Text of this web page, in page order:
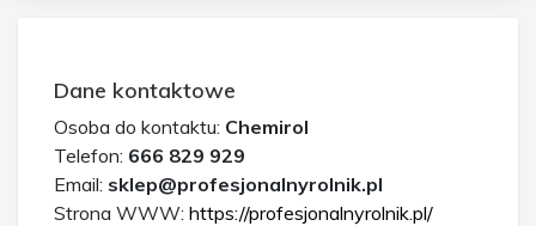
Dane kontaktowe
Osoba do kontaktu: Chemirol
Telefon: 666 829 929
Email: sklep@profesjonalnyrolnik.pl
Strona WWW: https://profesjonalnyrolnik.pl/